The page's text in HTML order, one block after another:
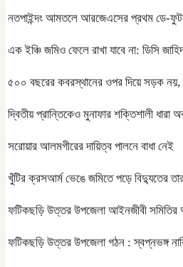
নতপাইন্দং আমতলে আরজেএসের প্রথম ডে-
এক ইঞ্চি জমিও ফেলে রাখা যাবে না: ডিসি
৫০০ বছরের কবরস্থানের ওপর দিয়ে সড়ক নয়,
দ্বিতীয় প্রান্তিকেও মুনাফার শক্তিশালী ধারা
সরোয়ার আলমগীরের দায়িত্ব পালনে বাধা নেই
খুঁটির ক্রসআর্ম ভেঙে জমিতে পড়ে বিদ্যুতের
ফটিকছড়ি উত্তর উপজেলা আইনজীবী সমিতির
ফটিকছড়ি উত্তর উপজেলা গঠন : স্বপ্নভঙ্গ